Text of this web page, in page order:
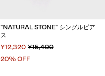
"NATURAL STONE" シングルピア
ス
¥12,320 ¥15,400
20% OFF